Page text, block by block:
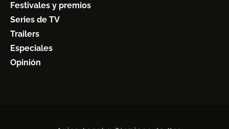
Festivales y premios
Series de TV
Trailers
Especiales
Opinión